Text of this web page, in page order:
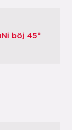
böj 45°